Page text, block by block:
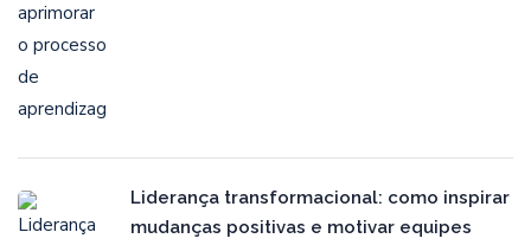
Liderança transformacional: como inspirar
mudanças positivas e motivar equipes